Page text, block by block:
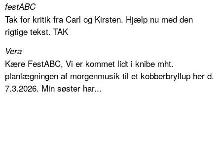
festABC
Tak for kritik fra Carl og Kirsten. Hjælp nu med den
rigtige tekst. TAK
Vera
Kære FestABC, Vi er kommet lidt i knibe mht.
planlægningen af morgenmusik til et kobberbryllup her d.
7.3.2026. Min søster har...